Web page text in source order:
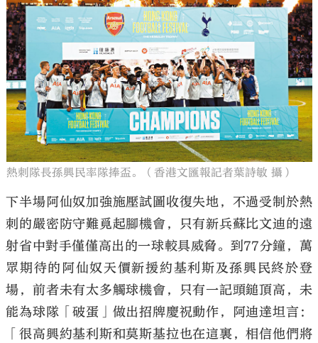
熱刺隊長孫興民率隊捧盃。（香港文匯報記者葉詩敏 攝）
下半場阿仙奴加強施壓試圖收復失地，不過受制於熱
刺的嚴密防守難覓起腳機會，只有新兵蘇比文迪的遠
射省中對手僅僅高出的一球較具威脅。到77分鐘，萬
眾期待的阿仙奴天價新援約基利斯及孫興民終於登
場，前者未有太多觸球機會，只有一記頭鎚頂高，未
能為球隊「破蛋」做出招牌慶祝動作，阿迪達坦言：
「很高興約基利斯和莫斯基拉也在這裏，相信他們將